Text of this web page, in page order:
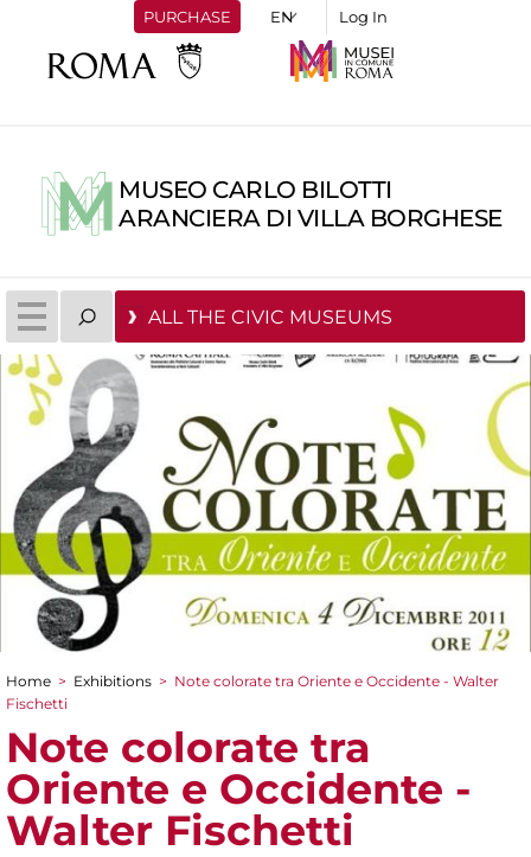
PURCHASE Log In
MUSEO CARLO BILOTTI
ARANCIERA DI VILLA BORGHESE
ALL THE CIVIC MUSEUMS
You are here
Home > Exhibitions > Note colorate tra Oriente e Occidente - Walter
Fischetti
Note colorate tra
Oriente e Occidente -
Walter Fischetti